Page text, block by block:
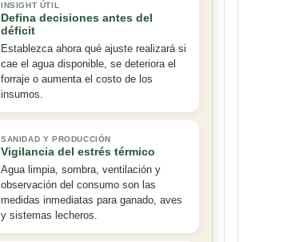
INSIGHT ÚTIL
Defina decisiones antes del
déficit
Establezca ahora qué ajuste realizará si
cae el agua disponible, se deteriora el
forraje o aumenta el costo de los
insumos.
SANIDAD Y PRODUCCIÓN
Vigilancia del estrés térmico
Agua limpia, sombra, ventilación y
observación del consumo son las
medidas inmediatas para ganado, aves
y sistemas lecheros.